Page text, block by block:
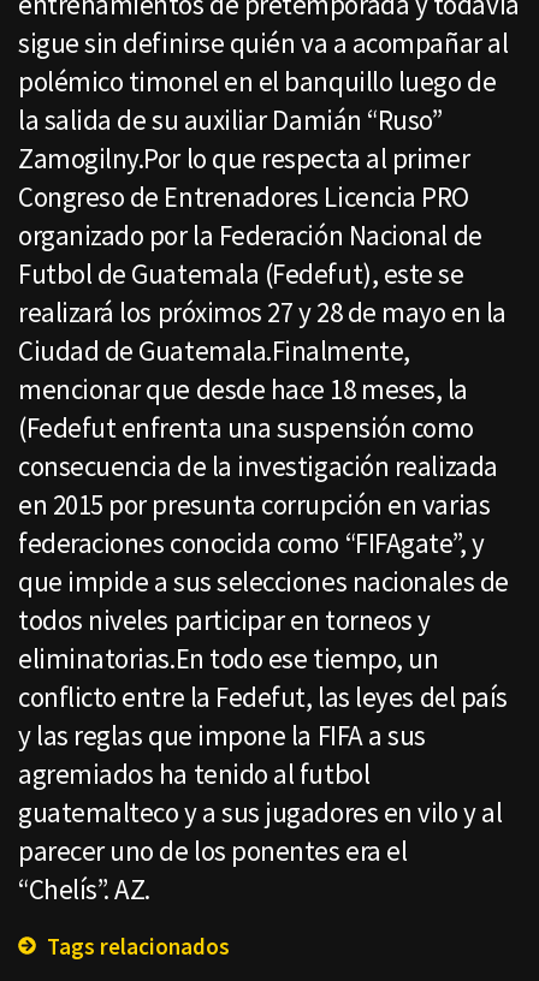
sigue sin definirse quién va a acompañar al
polémico timonel en el banquillo luego de
la salida de su auxiliar Damián “Ruso”
Zamogilny.Por lo que respecta al primer
Congreso de Entrenadores Licencia PRO
organizado por la Federación Nacional de
Futbol de Guatemala (Fedefut), este se
realizará los próximos 27 y 28 de mayo en la
Ciudad de Guatemala.Finalmente,
mencionar que desde hace 18 meses, la
(Fedefut enfrenta una suspensión como
consecuencia de la investigación realizada
en 2015 por presunta corrupción en varias
federaciones conocida como “FIFAgate”, y
que impide a sus selecciones nacionales de
todos niveles participar en torneos y
eliminatorias.En todo ese tiempo, un
conflicto entre la Fedefut, las leyes del país
y las reglas que impone la FIFA a sus
agremiados ha tenido al futbol
guatemalteco y a sus jugadores en vilo y al
parecer uno de los ponentes era el
“Chelís”. AZ.
Tags relacionados